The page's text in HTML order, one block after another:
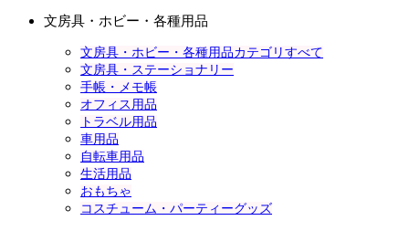
文房具・ホビー・各種用品
文房具・ホビー・各種用品カテゴリすべて
文房具・ステーショナリー
手帳・メモ帳
オフィス用品
トラベル用品
車用品
自転車用品
生活用品
おもちゃ
コスチューム・パーティーグッズ